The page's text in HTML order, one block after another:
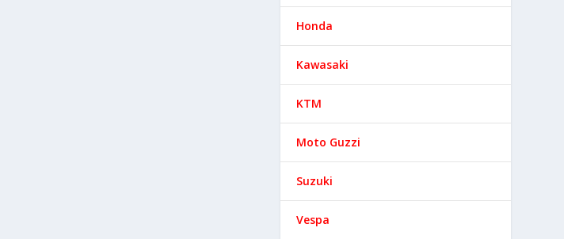
Honda
Kawasaki
KTM
Moto Guzzi
Suzuki
Vespa